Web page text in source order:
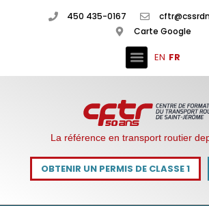
450 435-0167
Carte Google
EN FR
La référence en transport routier
OBTENIR UN PERMIS DE CLASSE 1